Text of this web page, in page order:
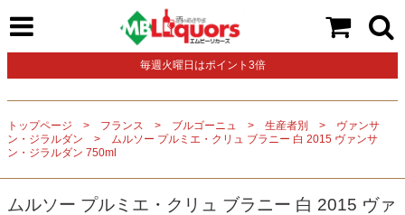
毎週火曜日はポイント3倍
トップページ フランス ブルゴーニュ 生産者別
ヴァンサ
ン・ジラルダン
ムルソー プルミエ・クリュ ブラニー 白 2015 ヴァンサ
ン・ジラルダン 750ml
ムルソー プルミエ・クリュ ブラニー 白 2015 ヴァ